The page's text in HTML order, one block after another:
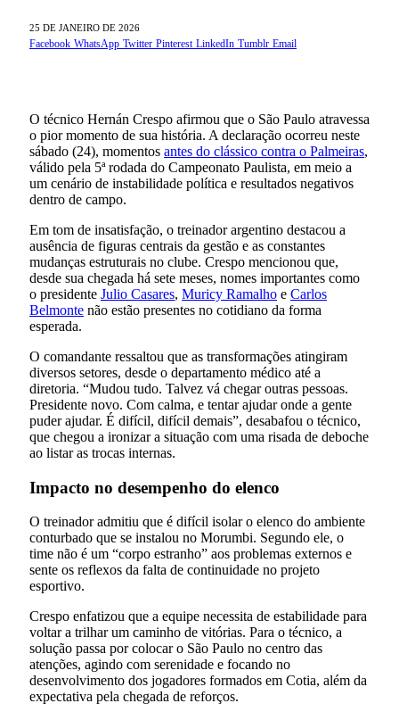
25 DE JANEIRO DE 2026
Facebook WhatsApp Twitter Pinterest LinkedIn Tumblr Email
O técnico Hernán Crespo afirmou que o São Paulo atravessa
o pior momento de sua história. A declaração ocorreu neste
sábado (24), momentos antes do clássico contra o Palmeiras,
válido pela 5ª rodada do Campeonato Paulista, em meio a
um cenário de instabilidade política e resultados negativos
dentro de campo.
Em tom de insatisfação, o treinador argentino destacou a
ausência de figuras centrais da gestão e as constantes
mudanças estruturais no clube. Crespo mencionou que,
desde sua chegada há sete meses, nomes importantes como
o presidente Julio Casares, Muricy Ramalho e Carlos
Belmonte não estão presentes no cotidiano da forma
esperada.
O comandante ressaltou que as transformações atingiram
diversos setores, desde o departamento médico até a
diretoria. “Mudou tudo. Talvez vá chegar outras pessoas.
Presidente novo. Com calma, e tentar ajudar onde a gente
puder ajudar. É difícil, difícil demais”, desabafou o técnico,
que chegou a ironizar a situação com uma risada de deboche
ao listar as trocas internas.
Impacto no desempenho do elenco
O treinador admitiu que é difícil isolar o elenco do ambiente
conturbado que se instalou no Morumbi. Segundo ele, o
time não é um “corpo estranho” aos problemas externos e
sente os reflexos da falta de continuidade no projeto
esportivo.
Crespo enfatizou que a equipe necessita de estabilidade para
voltar a trilhar um caminho de vitórias. Para o técnico, a
solução passa por colocar o São Paulo no centro das
atenções, agindo com serenidade e focando no
desenvolvimento dos jogadores formados em Cotia, além da
expectativa pela chegada de reforços.